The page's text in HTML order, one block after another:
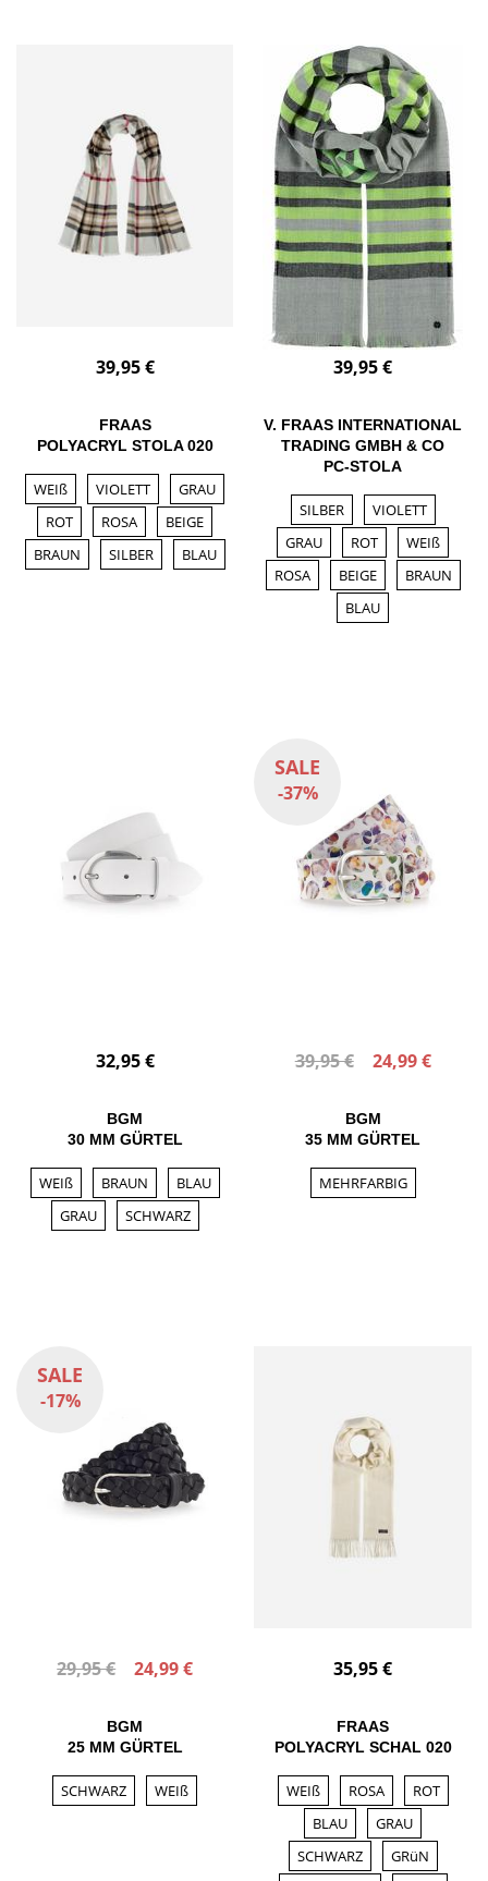
39,95 €
FRAAS
POLYACRYL STOLA 020
WEIß VIOLETT
GRAU
ROT
ROSA
BEIGE
BRAUN
SILBER BLAU
39,95 €
V. FRAAS INTERNATIONAL
TRADING GMBH & CO
PC-STOLA
SILBER
VIOLETT
GRAU
ROT
WEIß
ROSA
BEIGE
BRAUN
BLAU
32,95 €
BGM
30 MM GÜRTEL
WEIß BRAUN
BLAU
GRAU
SCHWARZ
SALE
-37%
39,95 € 24,99 €
BGM
35 MM GÜRTEL
MEHRFARBIG
SALE
-17%
29,95 € 24,99 €
BGM
25 MM GÜRTEL
SCHWARZ WEIß
35,95 €
FRAAS
POLYACRYL SCHAL 020
WEIß ROSA
ROT
BLAU
GRAU
SCHWARZ
GRüN